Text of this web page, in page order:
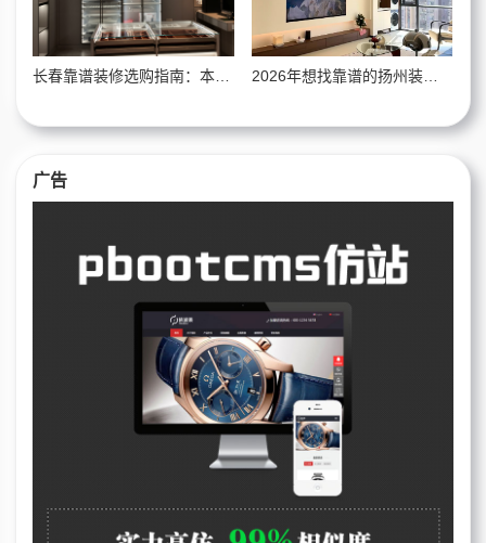
长春靠谱装修选购指南：本地值得信赖家装品牌选择解析 2026年想找靠谱的扬州装修公司？这些实用挑选技巧建议你提前收好
广告